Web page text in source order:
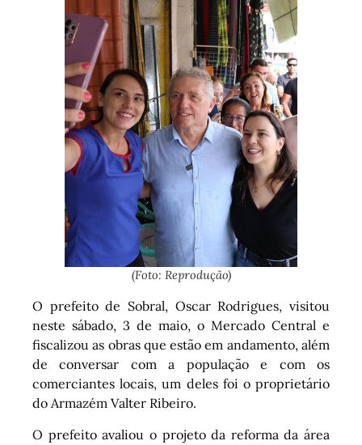
(Foto: Reprodução)
O prefeito de Sobral, Oscar Rodrigues, visitou
neste sábado, 3 de maio, o Mercado Central e
fiscalizou as obras que estão em andamento, além
de conversar com a população e com os
comerciantes locais, um deles foi o proprietário
do Armazém Valter Ribeiro.
O prefeito avaliou o projeto da reforma da área